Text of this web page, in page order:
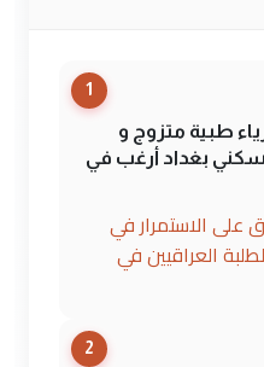
1
طبية متزوج و
بغداد أرغب في
على الاستمرار في
للطلبة العراقيين في
2